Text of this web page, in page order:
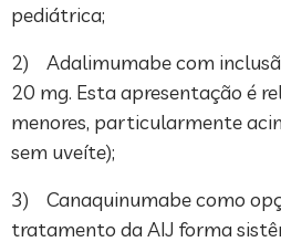
pediátrica;
2) Adalimumabe com
20 mg. Esta apresentação é
menores, particularmente
sem uveíte);
3) Canaquinumabe como
tratamento da AIJ forma